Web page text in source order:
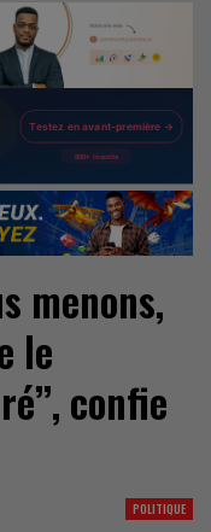
menons,
le
confie
POLITIQUE